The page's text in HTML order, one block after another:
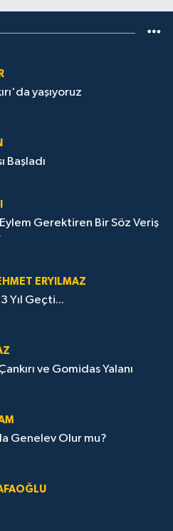
yaşıyoruz
Başladı
Gerektiren Bir Söz Veriş
ERYILMAZ
Yıl Geçti...
ve Gomidas Yalanı
Genelev Olur mu?